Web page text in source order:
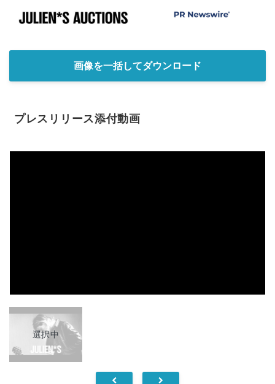
画像を一括してダウンロード
プレスリリース添付動画
選択中